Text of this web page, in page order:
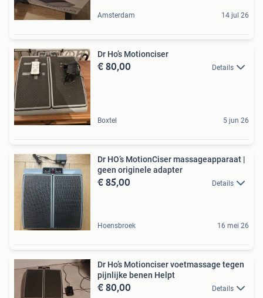
Amsterdam 14 jul 26
Dr Ho’s Motionciser
€ 80,00 Details
Boxtel 5 jun 26
Dr HO’s MotionCiser massageapparaat |
geen originele adapter
€ 85,00 Details
Hoensbroek 16 mei 26
Dr Ho’s Motionciser voetmassage tegen
pijnlijke benen Helpt
€ 80,00 Details